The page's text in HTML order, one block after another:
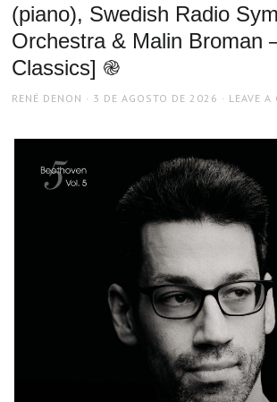
(piano), Swedish Radio
Orchestra & Malin Broman
Classics] ֎
AUTHOR
RENÉ DENON
POSTED
3 DE AGOSTO DE 2026 LEAVE A